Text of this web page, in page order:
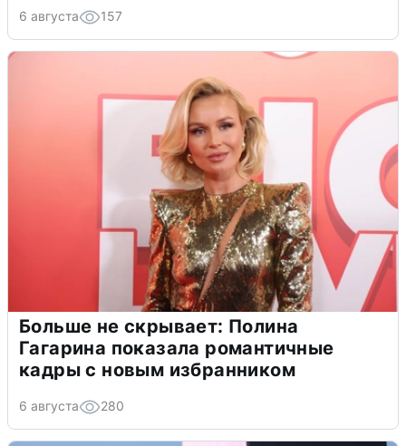
6 августа 157
Больше не скрывает: Полина
Гагарина показала романтичные
кадры с новым избранником
6 августа 280